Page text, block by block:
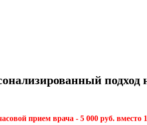
подход
прием врача - 5 000 руб. вместо